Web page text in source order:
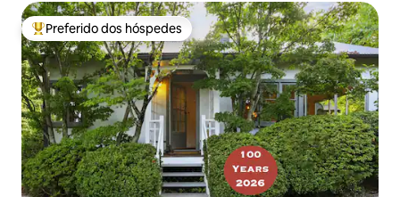
Entre os melhores preferidos dos hóspedes
Preferido dos hóspedes